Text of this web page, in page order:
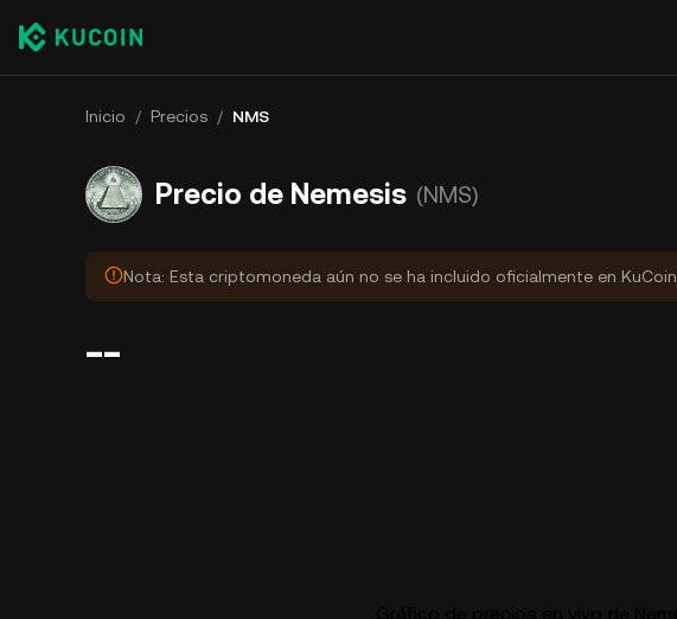
Inicio / Precios / NMS
Precio de Nemesis (NMS)
Nota: Esta criptomoneda aún no se ha incluido oficialmente en KuCoin.
--